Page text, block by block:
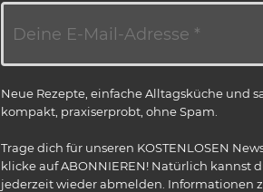
Neue Rezepte, einfache Alltagsküche und
kompakt, praxiserprobt, ohne Spam.
Trage dich für unseren KOSTENLOSEN
klicke auf ABONNIEREN! Natürlich kannst
jederzeit wieder abmelden. Informationen